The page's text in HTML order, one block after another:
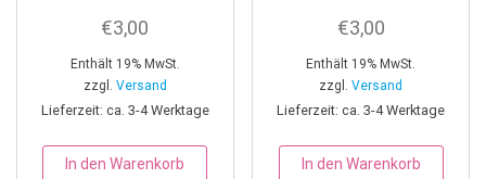
€3,00
Enthält 19% MwSt.
zzgl. Versand
Lieferzeit: ca. 3-4 Werktage
In den Warenkorb
€3,00
Enthält 19% MwSt.
zzgl.Versand
Lieferzeit: ca. 3-4 Werktage
In den Warenkorb